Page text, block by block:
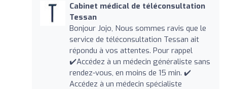
Cabinet médical de téléconsultation
Tessan
Bonjour Jojo, Nous sommes ravis que le
service de téléconsultation Tessan ait
répondu à vos attentes. Pour rappel
✔️Accédez à un médecin généraliste sans
rendez-vous, en moins de 15 min. ✔️
Accédez à un médecin spécialiste